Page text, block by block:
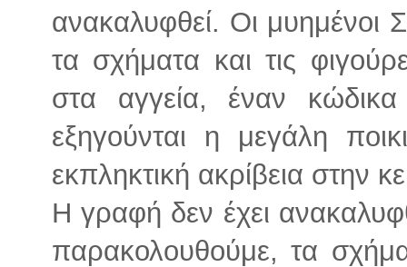
ανακαλυφθεί. Οι μυημένοι
τα σχήματα και τις
στα αγγεία, έναν κώδικα
εξηγούνται η μεγάλη
εκπληκτική ακρίβεια στην
Η γραφή δεν έχει
παρακολουθούμε, τα